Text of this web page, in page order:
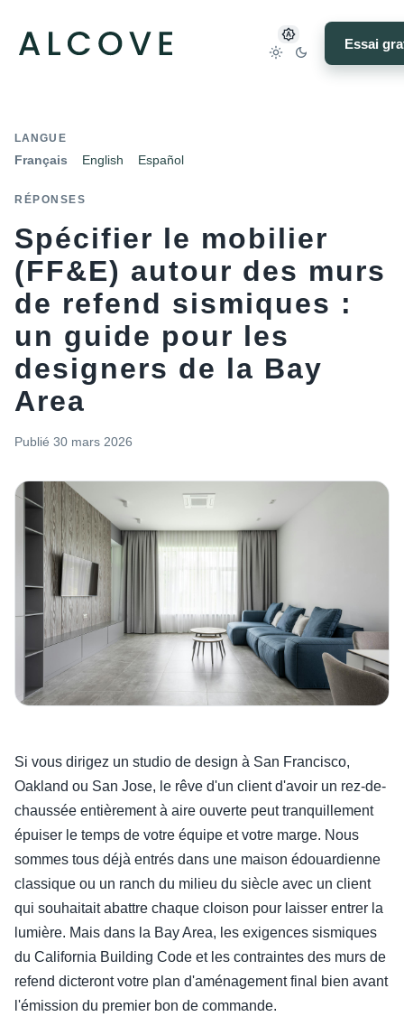
Essai
LANGUE
Français English Español
RÉPONSES
Spécifier le mobilier
(FF&E) autour des murs
de refend sismiques :
un guide pour les
designers de la Bay
Area
Publié 30 mars 2026
Si vous dirigez un studio de design à San Francisco,
Oakland ou San Jose, le rêve d'un client d'avoir un rez-de-
chaussée entièrement à aire ouverte peut tranquillement
épuiser le temps de votre équipe et votre marge. Nous
sommes tous déjà entrés dans une maison édouardienne
classique ou un ranch du milieu du siècle avec un client
qui souhaitait abattre chaque cloison pour laisser entrer la
lumière. Mais dans la Bay Area, les exigences sismiques
du California Building Code et les contraintes des murs de
refend dicteront votre plan d'aménagement final bien avant
l'émission du premier bon de commande.